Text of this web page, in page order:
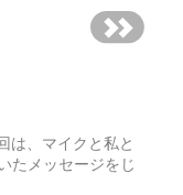
は、マイクと私と
たメッセージをじ